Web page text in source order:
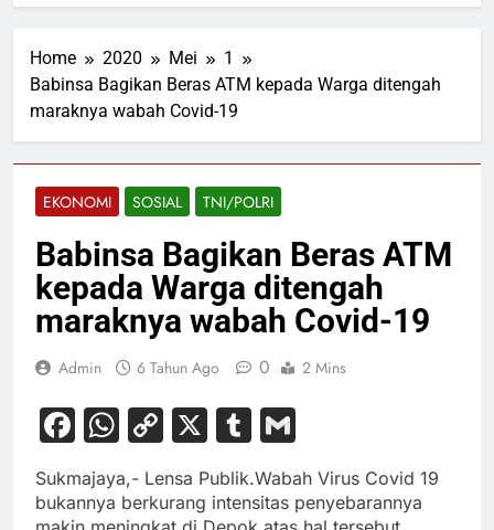
Home 2020 Mei
1
Babinsa Bagikan Beras ATM kepada Warga ditengah
maraknya wabah Covid-19
EKONOMI SOSIAL TNI/POLRI
Babinsa Bagikan Beras ATM
kepada Warga ditengah
maraknya wabah Covid-19
Admin 6 Tahun Ago 0 2 Mins
Facebook
WhatsApp
Copy
Link
X Tumblr
Sukmajaya,- Lensa Publik.Wabah Virus Covid 19
bukannya berkurang intensitas penyebarannya